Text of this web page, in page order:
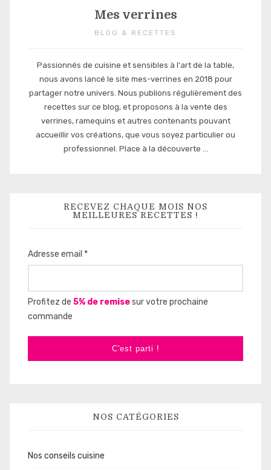
Mes verrines
BLOG & RECETTES
Passionnés de cuisine et sensibles à l'art de la table,
nous avons lancé le site mes-verrines en 2018 pour
partager notre univers. Nous publions régulièrement des
recettes sur ce blog, et proposons à la vente des
verrines, ramequins et autres contenants pouvant
accueillir vos créations, que vous soyez particulier ou
professionnel. Place à la découverte ...
RECEVEZ CHAQUE MOIS NOS
MEILLEURES RECETTES !
Adresse email *
Profitez de 5% de remisesur votre prochaine
commande
C'est parti !
NOS CATÉGORIES
Nos conseils cuisine